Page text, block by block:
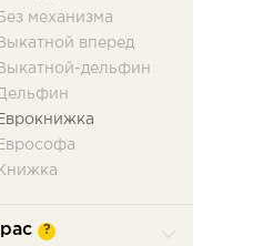
механизма
вперед
дельфин
Малютка
?